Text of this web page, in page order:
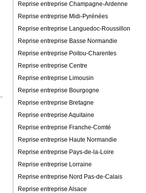
Reprise entreprise Champagne-Ardenne
Reprise entreprise Midi-Pyrénées
Reprise entreprise Languedoc-Roussillon
Reprise entreprise Basse Normandie
Reprise entreprise Poitou-Charentes
Reprise entreprise Centre
Reprise entreprise Limousin
Reprise entreprise Bourgogne
Reprise entreprise Bretagne
Reprise entreprise Aquitaine
Reprise entreprise Franche-Comté
Reprise entreprise Haute Normandie
Reprise entreprise Pays-de-la-Loire
Reprise entreprise Lorraine
Reprise entreprise Nord Pas-de-Calais
Reprise entreprise Alsace